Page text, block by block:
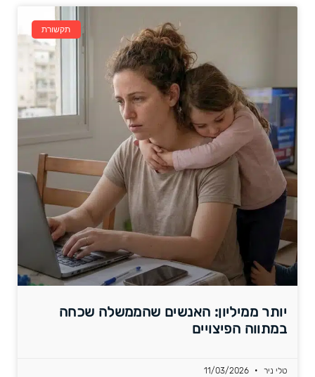
תקשורת
יותר ממיליון: האנשים שהממשלה שכחה
במתווה הפיצויים
טלי ניר